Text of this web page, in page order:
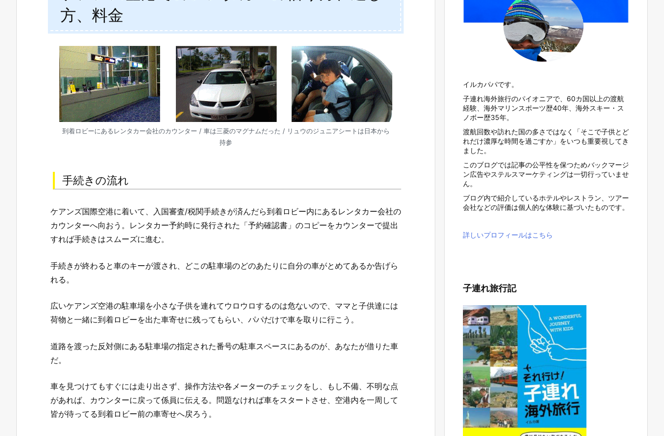
方、料金
到着ロビーにあるレンタカー会社のカウンター / 車は三菱のマグナムだった / リュウのジュニアシートは日本から
持参
手続きの流れ
ケアンズ国際空港に着いて、入国審査/税関手続きが済んだら到着ロビー内にあるレンタカー会社の
カウンターへ向おう。レンタカー予約時に発行された「予約確認書」のコピーをカウンターで提出
すれば手続きはスムーズに進む。
手続きが終わると車のキーが渡され、どこの駐車場のどのあたりに自分の車がとめてあるか告げら
れる。
広いケアンズ空港の駐車場を小さな子供を連れてウロウロするのは危ないので、ママと子供達には
荷物と一緒に到着ロビーを出た車寄せに残ってもらい、パパだけで車を取りに行こう。
道路を渡った反対側にある駐車場の指定された番号の駐車スペースにあるのが、あなたが借りた車
だ。
車を見つけてもすぐには走り出さず、操作方法や各メーターのチェックをし、もし不備、不明な点
があれば、カウンターに戻って係員に伝える。問題なければ車をスタートさせ、空港内を一周して
皆が待ってる到着ロビー前の車寄せへ戻ろう。
イルカパパです。
子連れ海外旅行のパイオニアで、60カ国以上の渡航
経験、海外マリンスポーツ歴40年、海外スキー・ス
ノボー歴35年。
渡航回数や訪れた国の多さではなく「そこで子供とど
れだけ濃厚な時間を過ごすか」をいつも重要視してき
ました。
このブログでは記事の公平性を保つためバックマージ
ン広告やステルスマーケティングは一切行っていませ
ん。
ブログ内で紹介しているホテルやレストラン、ツアー
会社などの評価は個人的な体験に基づいたものです。
詳しいプロフィールはこちら
子連れ旅行記